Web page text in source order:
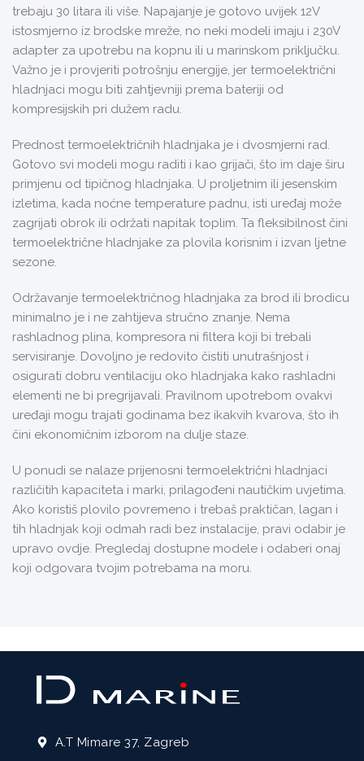
trebaju 30 litara ili više. Napajanje je gotovo uvijek 12V
istosmjerno iz brodske mreže, no neki modeli imaju i 230V
adapter za upotrebu na kopnu ili u marinskom priključku.
Važno je i provjeriti potrošnju energije, jer termoelektrični
hladnjaci mogu biti zahtjevniji prema bateriji od
kompresijskih pri dužem radu.
Prednost termoelektričnih hladnjaka je i dvosmjerni rad.
Gotovo svi modeli mogu raditi i kao grijači, što im daje širu
primjenu od tipičnog hladnjaka. U proljetnim ili jesenskim
izletima, kada noćne temperature padnu, isti uređaj može
zagrijati obrok ili održati napitak toplim. Ta fleksibilnost čini
termoelektrične hladnjake za plovila korisnim i izvan ljetne
sezone.
Održavanje termoelektričnog hladnjaka za brod ili brodicu
minimalno je i ne zahtijeva stručno znanje. Nema
rashladnog plina, kompresora ni filtera koji bi trebali
servisiranje. Dovoljno je redovito čistiti unutrašnjost i
osigurati dobru ventilaciju oko hladnjaka kako rashladni
elementi ne bi pregrijavali. Pravilnom upotrebom ovakvi
uređaji mogu trajati godinama bez ikakvih kvarova, što ih
čini ekonomičnim izborom na dulje staze.
U ponudi se nalaze prijenosni termoelektrični hladnjaci
različitih kapaciteta i marki, prilagođeni nautičkim uvjetima.
Ako koristiš plovilo povremeno i trebaš praktičan, lagan i
tih hladnjak koji odmah radi bez instalacije, pravi odabir je
upravo ovdje. Pregledaj dostupne modele i odaberi onaj
koji odgovara tvojim potrebama na moru.
A.T Mimare 37, Zagreb